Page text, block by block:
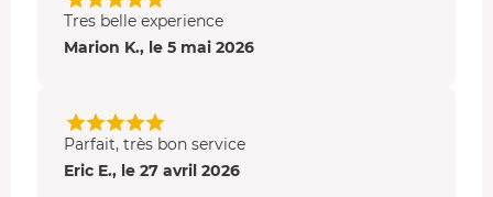
Port
De la photo aérienne dans le ciel marseillais
hélicoptère avec un cours de photo ? Les amateurs d'art
vont adorer découvrir la photographie autrement,
perchés dans les airs avec la porte de l'appareil ouverte
Tres belle experience
Marion K., le 5 mai 2026
Parfait, très bon service
Eric E., le 27 avril 2026